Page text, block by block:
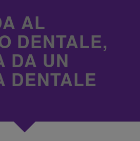
AL
DENTALE,
DA UN
DENTALE